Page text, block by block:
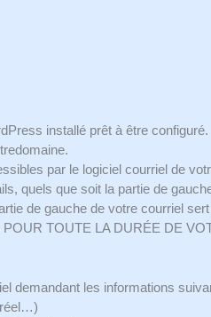
installé prêt à être configuré.
par le logiciel courriel de
quels que soit la partie de
de gauche de votre courriel
POUR TOUTE LA DURÉE DE
demandant les informations
réel…)